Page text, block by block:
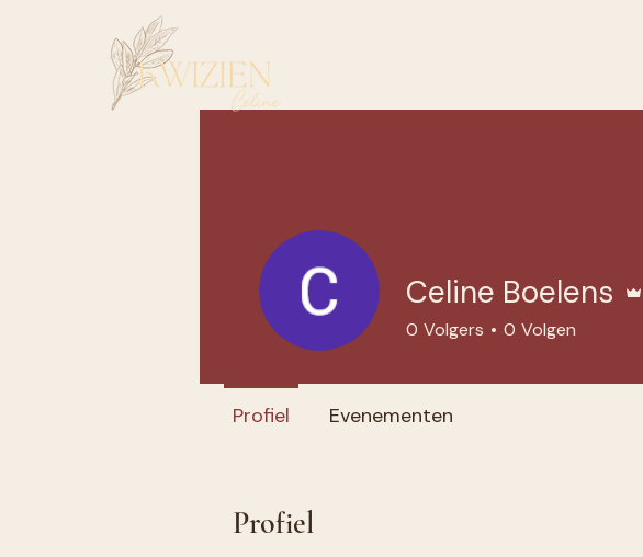
Profiel
Celine Boelens
0 Volgers 0 Volgen
Profiel Evenementen